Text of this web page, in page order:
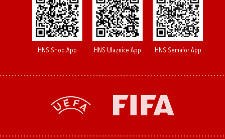
HNS Shop App HNS Ulaznice App HNS Semafor App